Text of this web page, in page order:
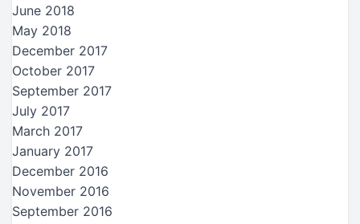
June 2018
May 2018
December 2017
October 2017
September 2017
July 2017
March 2017
January 2017
December 2016
November 2016
September 2016